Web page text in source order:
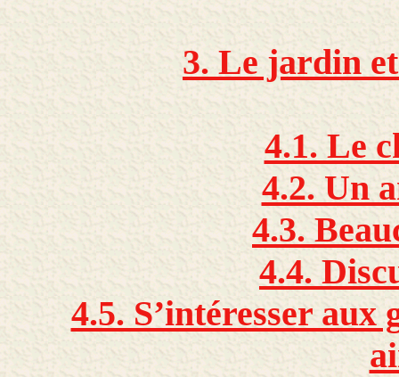
3. Le jardin
4.1. Le
4.2. Un
4.3.
4.4.
4.5. S’intéresser aux